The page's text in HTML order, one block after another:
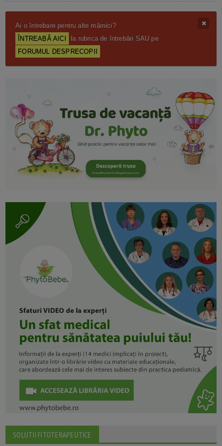
Ai o întrebare pentru alte mămici?
ÎNTREABĂ AICI
la rubrica de întrebări SAU pe
FORUMUL DESPRECOPII
SOLUTII FITOTERAPEUTICE